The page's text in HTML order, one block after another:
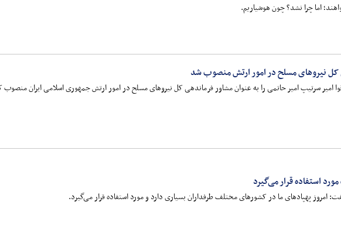
اما چرا نشد؟ چون هوشیاریم.
کل نیروهای مسلح در امور ارتش منصوب شد
امیر سرتیپ امیر حاتمی را به عنوان مشاور فرماندهی کل نیروهای مسلح در امور ارتش جمهوری اسلامی ایران منصوب
استفاده قرار می‌گیرد
امروز پهپادهای ما در کشورهای مختلف طرفداران بسیاری دارد و مورد استفاده قرار می‌گیرد.